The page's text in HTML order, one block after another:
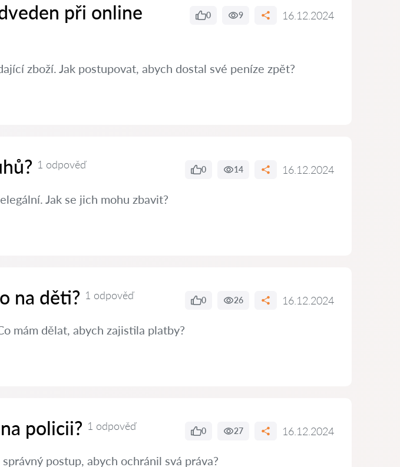
při online
0 9 16.12.2024
zboží. Jak postupovat, abych dostal své peníze zpět?
1 odpověď 0 14 16.12.2024
Jak se jich mohu zbavit?
na děti? 1 odpověď 0 26 16.12.2024
mám dělat, abych zajistila platby?
policii? 1 odpověď 0 27 16.12.2024
postup, abych ochránil svá práva?